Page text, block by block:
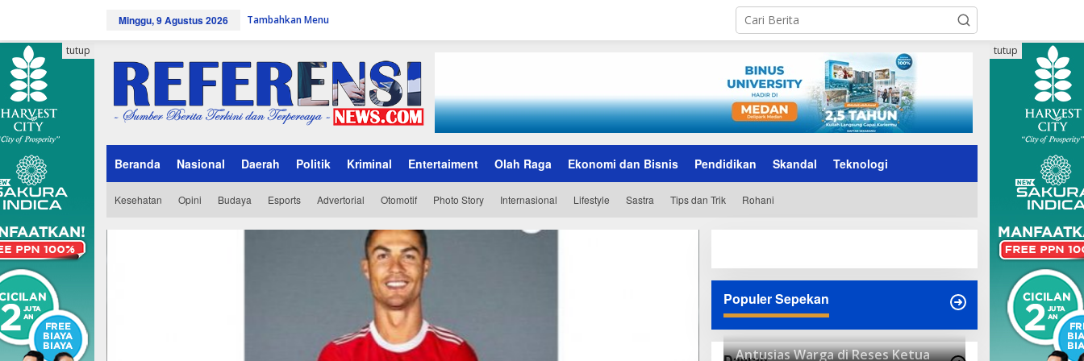
e
k
o
e
n
Minggu, 9 Agustus 2026 Tambahkan Menu
Beranda Nasional Daerah Politik Kriminal Entertaiment Olah Raga Ekonomi dan Bisnis Pendidikan Skandal Teknologi
Kesehatan Opini Budaya Esports Advertorial Otomotif Photo Story Internasional Lifestyle Sastra Tips dan Trik Rohani
tutup tutup
Populer Sepekan
Antusias Warga di Reses Ketua